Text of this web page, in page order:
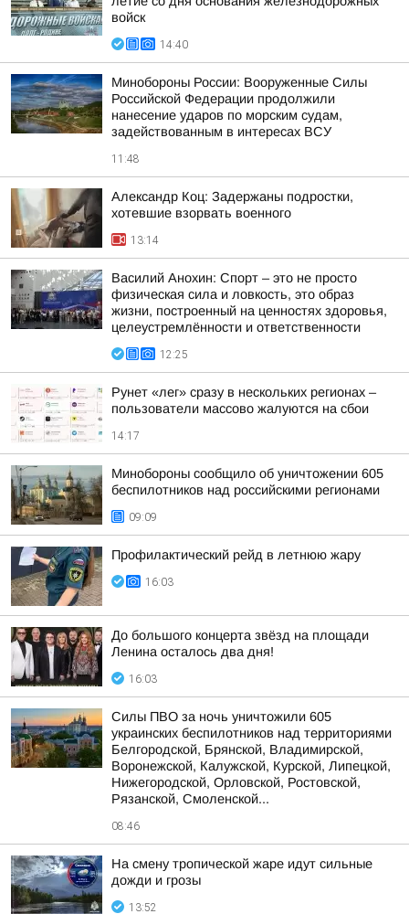
войск
14:40
Минобороны России: Вооруженные Силы
Российской Федерации продолжили
нанесение ударов по морским судам,
задействованным в интересах ВСУ
11:48
Александр Коц: Задержаны подростки,
хотевшие взорвать военного
13:14
Василий Анохин: Спорт – это не просто
физическая сила и ловкость, это образ
жизни, построенный на ценностях здоровья,
целеустремлённости и ответственности
12:25
Рунет «лег» сразу в нескольких регионах –
пользователи массово жалуются на сбои
14:17
Минобороны сообщило об уничтожении 605
беспилотников над российскими регионами
09:09
Профилактический рейд в летнюю жару
16:03
До большого концерта звёзд на площади
Ленина осталось два дня!
16:03
Силы ПВО за ночь уничтожили 605
украинских беспилотников над территориями
Белгородской, Брянской, Владимирской,
Воронежской, Калужской, Курской, Липецкой,
Нижегородской, Орловской, Ростовской,
Рязанской, Смоленской...
08:46
На смену тропической жаре идут сильные
дожди и грозы
13:52